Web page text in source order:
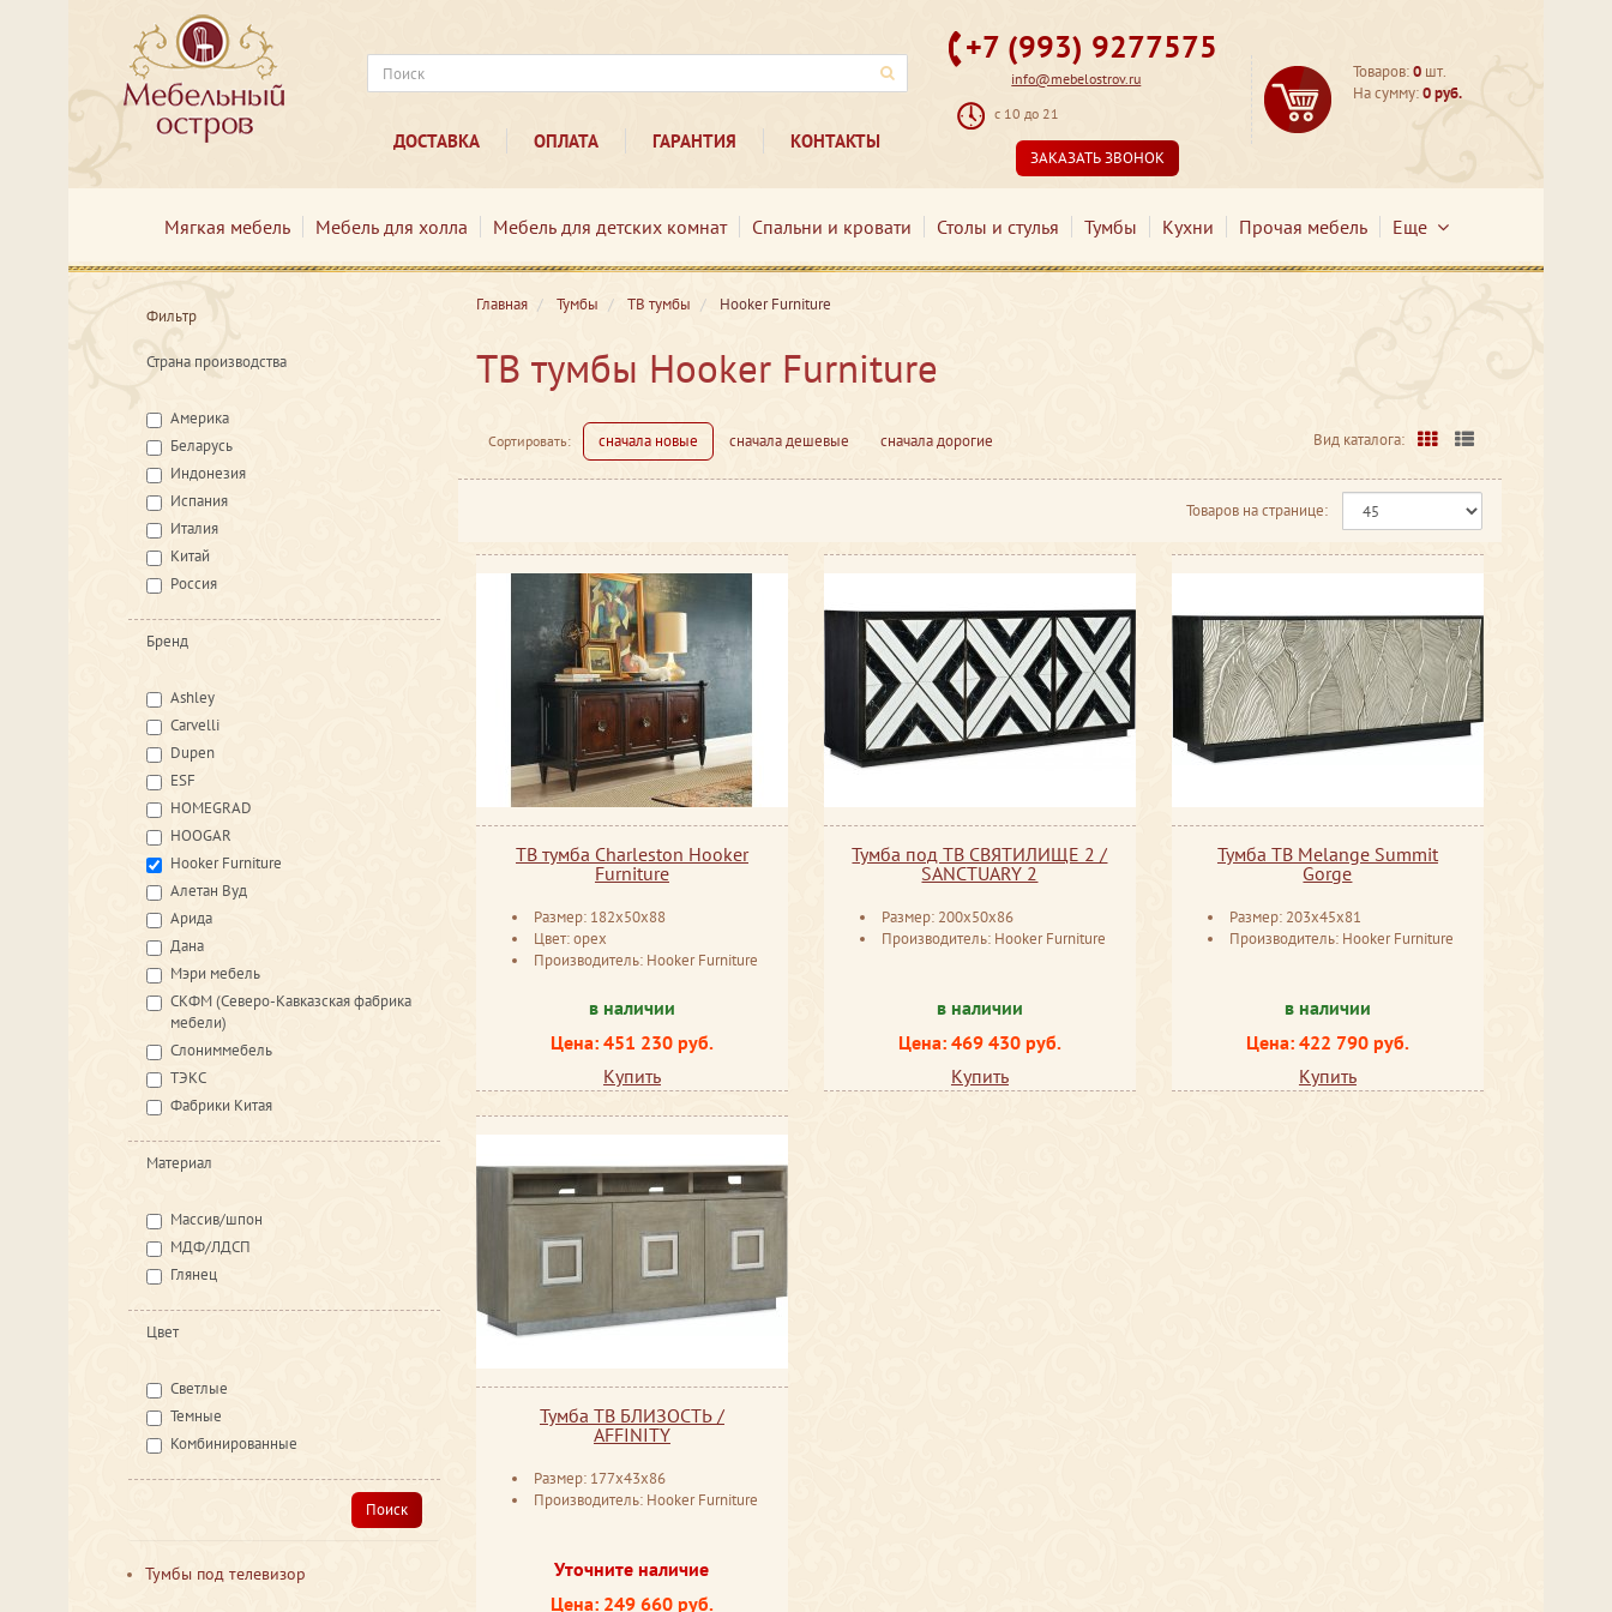
ДОСТАВКА ОПЛАТА ГАРАНТИЯ КОНТАКТЫ
+7 (993) 9277575
info@mebelostrov.ru
с 10 до 21
ЗАКАЗАТЬ ЗВОНОК
Товаров:0 шт.
На сумму:0 руб.
Мягкая мебель Мебель для холла Мебель для детских комнат Спальни и кровати Столы и стулья Тумбы Кухни Прочая мебель Еще
Фильтр
Страна производства
Америка
Беларусь
Индонезия
Испания
Италия
Китай
Россия
Бренд
Ashley
Carvelli
Dupen
ESF
HOMEGRAD
HOOGAR
Hooker Furniture
Алетан Вуд
Арида
Дана
Мэри мебель
СКФМ (Северо-Кавказская фабрика
мебели)
Слониммебель
ТЭКС
Фабрики Китая
Материал
Массив/шпон
МДФ/ЛДСП
Глянец
Цвет
Светлые
Темные
Комбинированные
Поиск
Тумбы под телевизор
Главная Тумбы ТВ тумбы Hooker Furniture
ТВ тумбы Hooker Furniture
Сортировать: сначала новые сначала дешевые сначала дорогие Вид каталога:
Товаров на странице:
ТВ тумба Charleston Hooker
Furniture
Размер: 182x50x88
Цвет: орех
Производитель: Hooker Furniture
в наличии
Цена: 451 230 руб.
Купить
Тумба под ТВ СВЯТИЛИЩЕ 2 /
SANCTUARY 2
Размер: 200x50x86
Производитель: Hooker Furniture
в наличии
Цена: 469 430 руб.
Купить
Тумба ТВ Melange Summit
Gorge
Размер: 203x45x81
Производитель: Hooker Furniture
в наличии
Цена: 422 790 руб.
Купить
Тумба ТВ БЛИЗОСТЬ /
AFFINITY
Размер: 177x43x86
Производитель: Hooker Furniture
Уточните наличие
Цена: 249 660 руб.